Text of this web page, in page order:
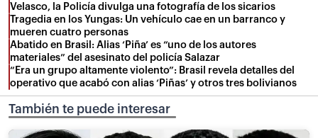
Velasco, la Policía divulga una fotografía de los sicarios
Tragedia en los Yungas: Un vehículo cae en un barranco y
mueren cuatro personas
Abatido en Brasil: Alias ‘Piña’ es “uno de los autores
materiales” del asesinato del policía Salazar
“Era un grupo altamente violento”: Brasil revela detalles del
operativo que acabó con alias ‘Piñas’ y otros tres bolivianos
También te puede interesar